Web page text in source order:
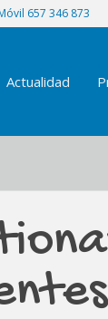
657 346 873
Actualidad